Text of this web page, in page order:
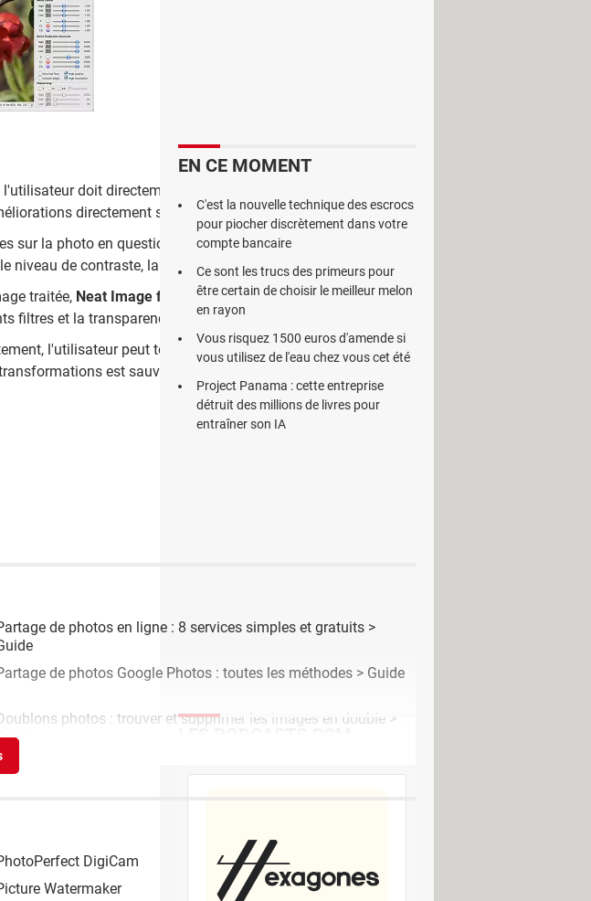
doit directement le charger à partir du bouton
directement sur l'original ou non.
sur la photo en question en apportant certaines modifications
niveau de contraste, la luminosité et la netteté.
traitée, Neat Image for Aperturesuggère plusieurs effets
filtres et la transparence.
l'utilisateur peut toujours revenir en arrière et annuler les
est sauvegardé.
de photos en ligne : 8 services simples et gratuits >
de photos Google Photos : toutes les méthodes > Guide
photos : trouver et supprimer les images en double >
DigiCam
Watermaker
EN CE MOMENT
C'est la nouvelle technique des escrocs
pour piocher discrètement dans votre
compte bancaire
Ce sont les trucs des primeurs pour
être certain de choisir le meilleur melon
en rayon
Vous risquez 1500 euros d'amende si
vous utilisez de l'eau chez vous cet été
Project Panama : cette entreprise
détruit des millions de livres pour
entraîner son IA